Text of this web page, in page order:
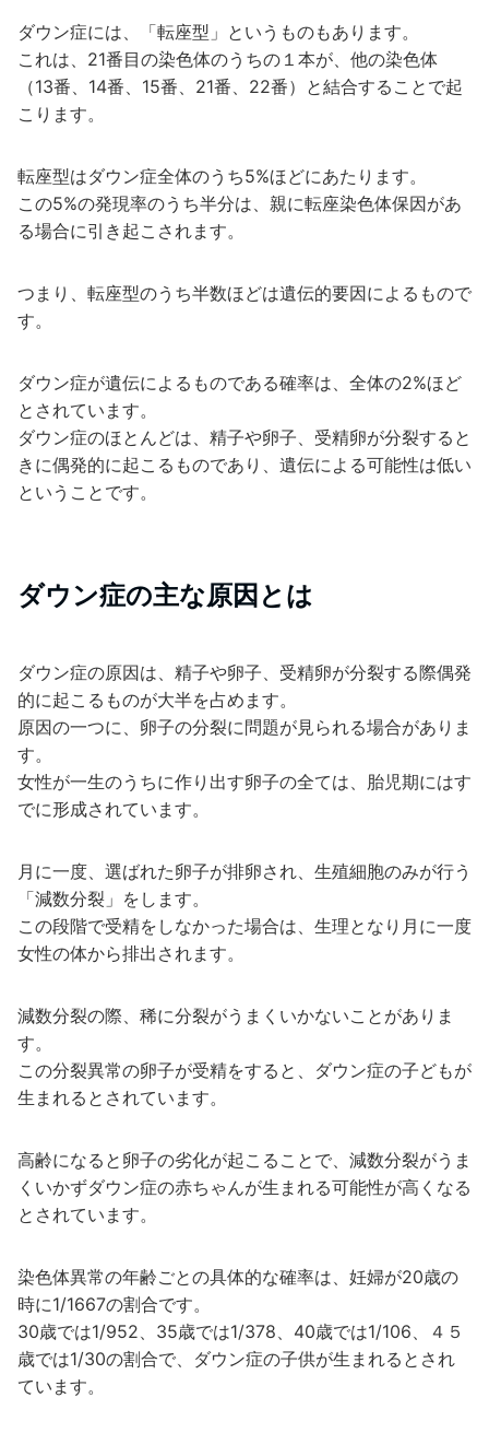
ダウン症には、「転座型」というものもあります。
これは、21番目の染色体のうちの１本が、他の染色体
（13番、14番、15番、21番、22番）と結合することで起
こります。
転座型はダウン症全体のうち5%ほどにあたります。
この5%の発現率のうち半分は、親に転座染色体保因があ
る場合に引き起こされます。
つまり、転座型のうち半数ほどは遺伝的要因によるもので
す。
ダウン症が遺伝によるものである確率は、全体の2%ほど
とされています。
ダウン症のほとんどは、精子や卵子、受精卵が分裂すると
きに偶発的に起こるものであり、遺伝による可能性は低い
ということです。
ダウン症の主な原因とは
ダウン症の原因は、精子や卵子、受精卵が分裂する際偶発
的に起こるものが大半を占めます。
原因の一つに、卵子の分裂に問題が見られる場合がありま
す。
女性が一生のうちに作り出す卵子の全ては、胎児期にはす
でに形成されています。
月に一度、選ばれた卵子が排卵され、生殖細胞のみが行う
「減数分裂」をします。
この段階で受精をしなかった場合は、生理となり月に一度
女性の体から排出されます。
減数分裂の際、稀に分裂がうまくいかないことがありま
す。
この分裂異常の卵子が受精をすると、ダウン症の子どもが
生まれるとされています。
高齢になると卵子の劣化が起こることで、減数分裂がうま
くいかずダウン症の赤ちゃんが生まれる可能性が高くなる
とされています。
染色体異常の年齢ごとの具体的な確率は、妊婦が20歳の
時に1/1667の割合です。
30歳では1/952、35歳では1/378、40歳では1/106、４５
歳では1/30の割合で、ダウン症の子供が生まれるとされ
ています。